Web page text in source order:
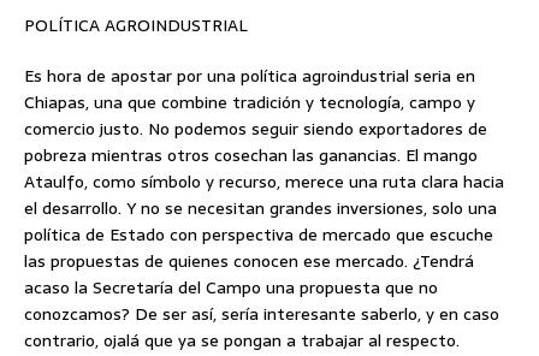
POLÍTICA AGROINDUSTRIAL
Es hora de apostar por una política agroindustrial seria en
Chiapas, una que combine tradición y tecnología, campo y
comercio justo. No podemos seguir siendo exportadores de
pobreza mientras otros cosechan las ganancias. El mango
Ataulfo, como símbolo y recurso, merece una ruta clara hacia
el desarrollo. Y no se necesitan grandes inversiones, solo una
política de Estado con perspectiva de mercado que escuche
las propuestas de quienes conocen ese mercado. ¿Tendrá
acaso la Secretaría del Campo una propuesta que no
conozcamos? De ser así, sería interesante saberlo, y en caso
contrario, ojalá que ya se pongan a trabajar al respecto.